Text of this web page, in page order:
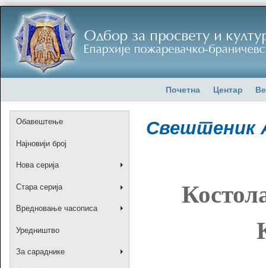
Почетна Центар
Обавештење
Најновији број
Нова серија
Стара серија
Вредновање часописа
Уредништво
За сараднике
Свештеник